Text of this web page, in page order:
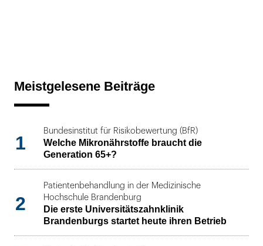
Meistgelesene Beiträge
1
Bundesinstitut für Risikobewertung (BfR)
Welche Mikronährstoffe braucht die
Generation 65+?
2
Patientenbehandlung in der Medizinische
Hochschule Brandenburg
Die erste Universitätszahnklinik
Brandenburgs startet heute ihren Betrieb